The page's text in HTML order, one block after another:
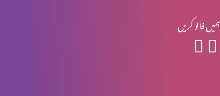
ہمیں فالو کریں